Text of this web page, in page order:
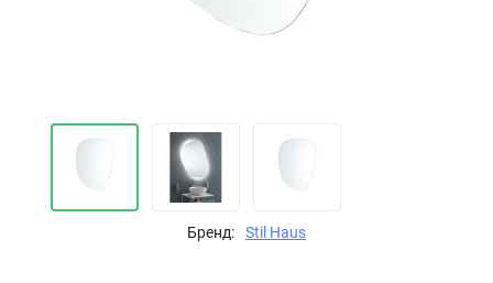
Бренд: Stil Haus